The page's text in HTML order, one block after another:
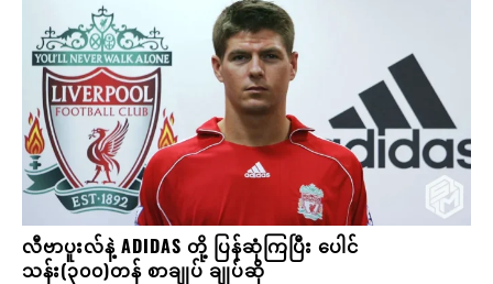
လီဗာပူးလ်နဲ့ ADIDAS တို့ ပြန်ဆုံကြပြီး ပေါင်
သန်း(၃၀၀)တန် စာချုပ် ချုပ်ဆို